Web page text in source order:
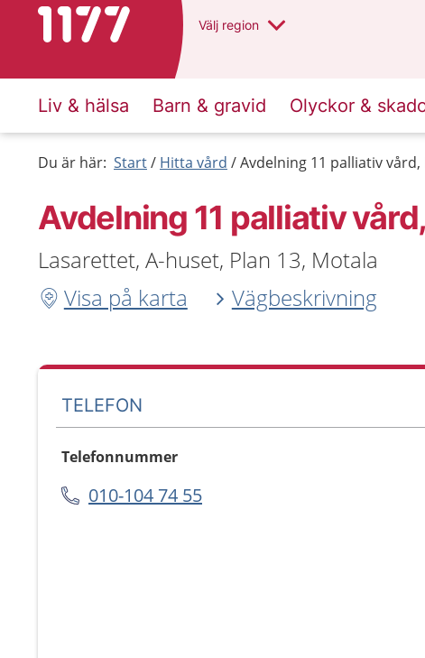
Till startsidan för 1177 Välj region
Liv & hälsa Barn & gravid Olyckor &
Du är här: Start Hitta vård Avdelning 11 palliativ
Avdelning 11 palliativ
Lasarettet, A-huset, Plan 13, Motala
Visa på karta
Vägbeskrivning
TELEFON
Telefonnummer
010-104 74 55